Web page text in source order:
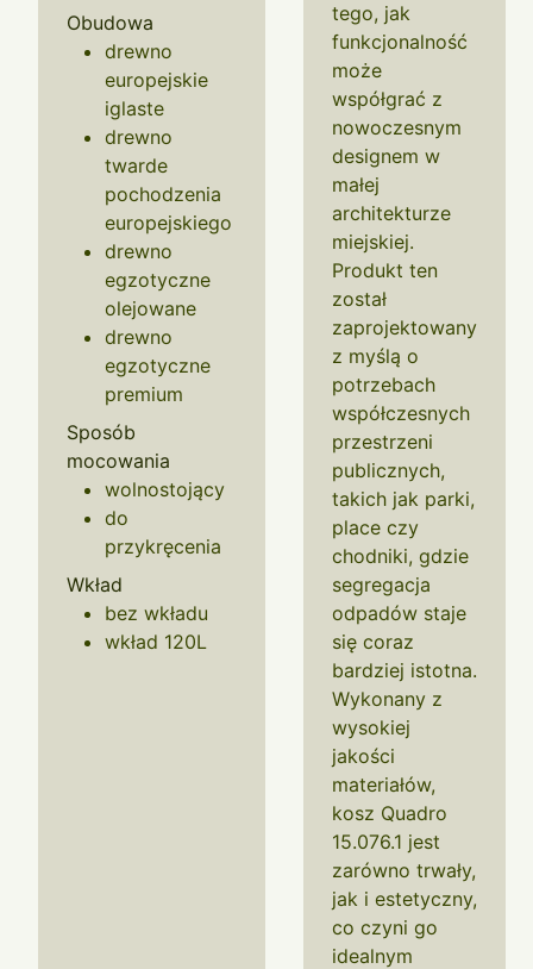
Obudowa
drewno
europejskie
iglaste
drewno
twarde
pochodzenia
europejskiego
drewno
egzotyczne
olejowane
drewno
egzotyczne
premium
Sposób
mocowania
wolnostojący
do
przykręcenia
Wkład
bez wkładu
wkład 120L
tego, jak
funkcjonalność
może
współgrać z
nowoczesnym
designem w
małej
architekturze
miejskiej.
Produkt ten
został
zaprojektowany
z myślą o
potrzebach
współczesnych
przestrzeni
publicznych,
takich jak parki,
place czy
chodniki, gdzie
segregacja
odpadów staje
się coraz
bardziej istotna.
Wykonany z
wysokiej
jakości
materiałów,
kosz Quadro
15.076.1 jest
zarówno trwały,
jak i estetyczny,
co czyni go
idealnym